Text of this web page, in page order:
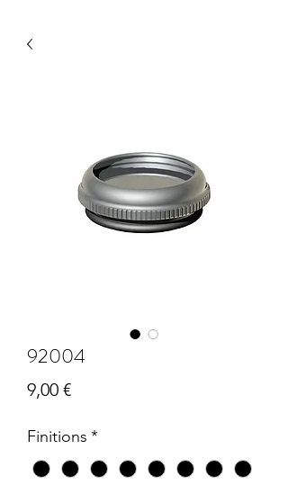
92004
9,00 €Prix
Finitions *